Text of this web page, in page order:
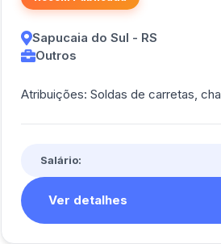
Sapucaia do Sul - RS
Outros
Atribuições: Soldas de carretas,
Salário:
Ver detalhes